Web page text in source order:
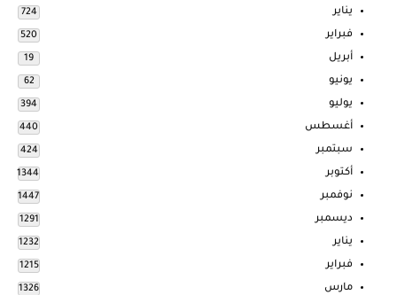
يناير 724
فبراير 520
أبريل 19
يونيو 62
يوليو 394
أغسطس 440
سبتمبر 424
أكتوبر 1344
نوفمبر 1447
ديسمبر 1291
يناير 1232
فبراير 1215
مارس 1326